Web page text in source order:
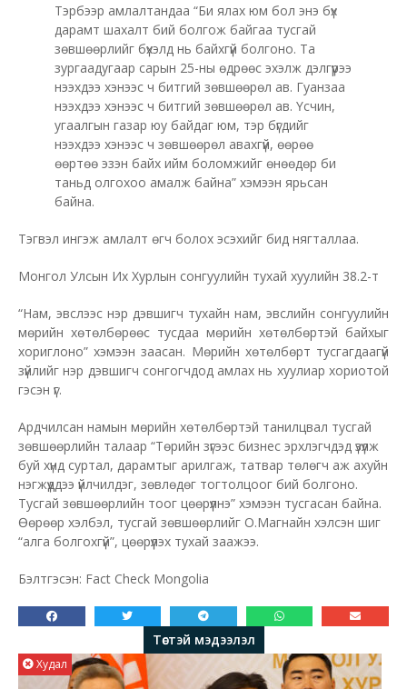
Тэрбээр амлалтандаа “Би ялах юм бол энэ бүх
дарамт шахалт бий болгож байгаа тусгай
зөвшөөрлийг бүхэлд нь байхгүй болгонo. Та
зургаадугаар сарын 25-ны өдрөөс эхэлж дэлгүүрээ
нээхдээ хэнээс ч битгий зөвшөөрөл ав. Гуанзаа
нээхдээ хэнээс ч битгий зөвшөөрөл ав. Үсчин,
угаалгын газар юу байдаг юм, тэр бүгдийг
нээхдээ хэнээс ч зөвшөөрөл авахгүй, өөрөө
өөртөө эзэн байх ийм боломжийг өнөөдөр би
таньд олгохоо амалж байна” хэмээн ярьсан
байна.
Тэгвэл ингэж амлалт өгч болох эсэхийг бид нягталлаа.
Монгол Улсын Их Хурлын сонгуулийн тухай хуулийн 38.2-т
“Нам, эвслээс нэр дэвшигч тухайн нам, эвслийн сонгуулийн
мөрийн хөтөлбөрөөс тусдаа мөрийн хөтөлбөртэй байхыг
хориглоно” хэмээн заасан. Мөрийн хөтөлбөрт тусгагдаагүй
зүйлийг нэр дэвшигч сонгогчдод амлах нь хуулиар хориотой
гэсэн үг.
Ардчилсан намын мөрийн хөтөлбөртэй танилцвал тусгай
зөвшөөрлийн талаар “Төрийн зүгээс бизнес эрхлэгчдэд үзүүлж
буй хүнд суртал, дарамтыг арилгаж, татвар төлөгч аж ахуйн
нэгжүүддээ үйлчилдэг, зөвлөдөг тогтолцоог бий болгоно.
Тусгай зөвшөөрлийн тоог цөөрүүлнэ” хэмээн тусгасан байна.
Өөрөөр хэлбэл, тусгай зөвшөөрлийг О.Магнайн хэлсэн шиг
“алга болгохгүй”, цөөрүүлэх тухай заажээ.
Бэлтгэсэн: Fact Check Mongolia
Төстэй мэдээлэл
Худал